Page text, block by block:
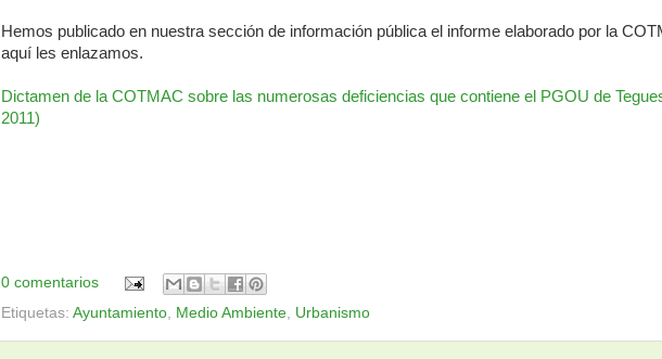
Hemos publicado en nuestra sección de información pública el informe elaborado por la
aquí les enlazamos.
Dictamen de la COTMAC sobre las numerosas deficiencias que contiene el PGOU de
2011)
0 comentarios
Etiquetas: Ayuntamiento, Medio Ambiente, Urbanismo